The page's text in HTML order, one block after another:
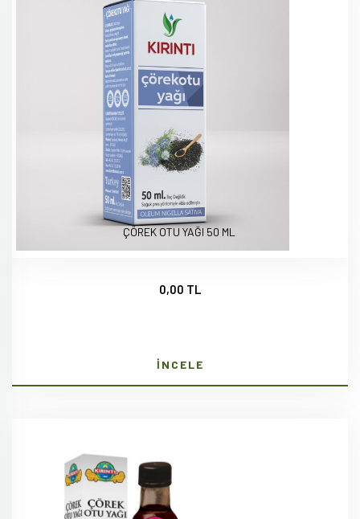
ÇÖREK OTU YAĞI 50 ML
0,00 TL
İNCELE